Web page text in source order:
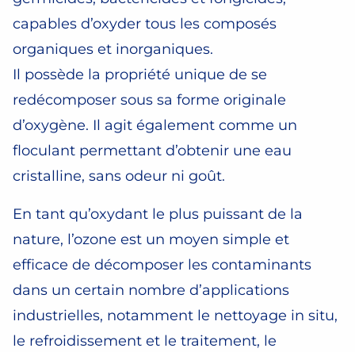
capables d’oxyder tous les composés
organiques et inorganiques.
Il possède la propriété unique de se
redécomposer sous sa forme originale
d’oxygène. Il agit également comme un
floculant permettant d’obtenir une eau
cristalline, sans odeur ni goût.
En tant qu’oxydant le plus puissant de la
nature, l’ozone est un moyen simple et
efficace de décomposer les contaminants
dans un certain nombre d’applications
industrielles, notamment le nettoyage in situ,
le refroidissement et le traitement, le